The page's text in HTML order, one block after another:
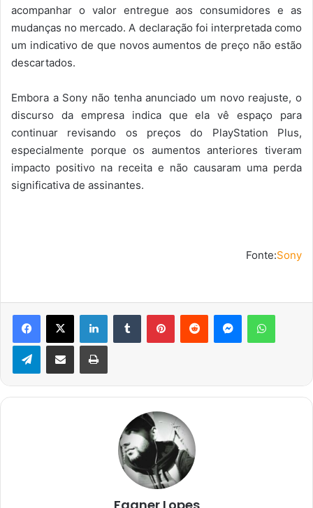
acompanhar o valor entregue aos consumidores e as
mudanças no mercado. A declaração foi interpretada como
um indicativo de que novos aumentos de preço não estão
descartados.
Embora a Sony não tenha anunciado um novo reajuste, o
discurso da empresa indica que ela vê espaço para
continuar revisando os preços do PlayStation Plus,
especialmente porque os aumentos anteriores tiveram
impacto positivo na receita e não causaram uma perda
significativa de assinantes.
Fonte:Sony
Facebook
X LinkedinTumblr PinterestReddit Messenger
TelegramCompartilhar via e-mail Imprimir